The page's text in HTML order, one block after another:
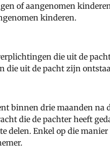
of aangenomen
kinderen.
die uit de
die uit de pacht zijn
binnen drie maanden na
die de pachter heeft
delen. Enkel op die